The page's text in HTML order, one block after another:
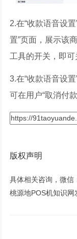
2.在“收款语音设
置”页面，展示该
工具的开关，即
3.在“收款语音设
可在用户“取消付
版权声明
具体相关咨询，微信
桃源地POS机知识网